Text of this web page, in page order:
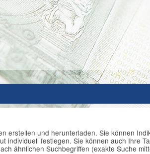
erstellen und herunterladen. Sie können
individuell festlegen. Sie können auch Ihre
ähnlichen Suchbegriffen (exakte Suche